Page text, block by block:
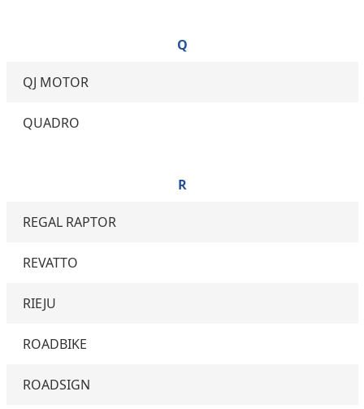
Q
QJ MOTOR
QUADRO
R
REGAL RAPTOR
REVATTO
RIEJU
ROADBIKE
ROADSIGN